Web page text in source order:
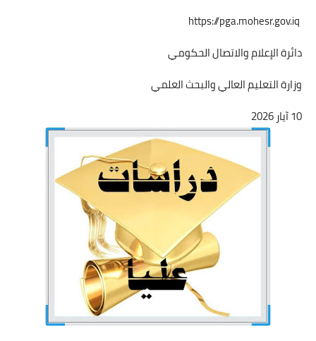
https://pga.mohesr.gov.iq
دائرة الإعلام والاتصال الحكومي
وزارة التعليم العالي والبحث العلمي
10 آيار 2026